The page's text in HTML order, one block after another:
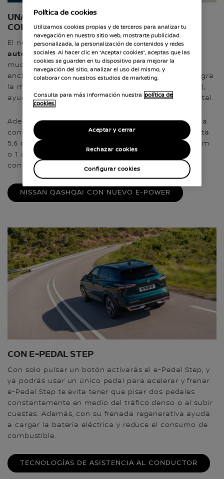
UNA EXPERIENCIA QUE REDEFINE LA
CONDUCCIÓN
El nuevo e‑POWER ofrecemás de 1.279 km de
autonomía(1) con un solo depósito, superando a
muchos híbridos enchufables sin necesidad de
enchufar. Reduce un 12% las emisiones de CO₂ y logra
la mejor eficiencia de su clase con
(2),
ayudándote a ahorrar y a reducir tu huella ambiental.
Además, añade 11 kW extra en modo Sport para una
conducción más emocionante, reduce el ruido hasta
5,6 dB y amplía los intervalos de servicio a 20.000 km
o 1 año gracias a su nueva calibración. ¿Listo para
conducir más y preocuparte menos?
NISSAN QASHQAI CON NUEVO E-POWER
CON E-PEDAL STEP
Con solo pulsar un botón activarás el e-Pedal Step, y
ya podrás usar un único pedal para acelerar y frenar.
e-Pedal Step te evita tener que pisar dos pedales
constantemente en medio del tráfico denso o al subir
cuestas. Además, con su frenada regenerativa ayuda
a cargar la batería eléctrica y reduce el consumo de
combustible.
TECNOLOGÍAS DE ASISTENCIA AL CONDUCTOR
Política de cookies
Utilizamos cookies propias y de terceros para analizar tu
navegación en nuestro sitio web, mostrarte publicidad
personalizada, la personalización de contenidos y redes
sociales. Al hacer clic en “Aceptar cookies”, aceptas que las
cookies se guarden en tu dispositivo para mejorar la
navegación del sitio, analizar el uso del mismo, y
colaborar con nuestros estudios de marketing.
Consulta para más información nuestra política de
cookies.
Rechazar cookies
Aceptar y cerrar
Configurar cookies